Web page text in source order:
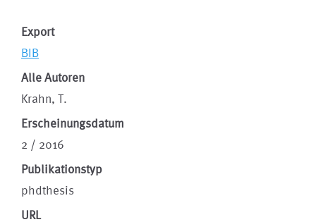
Export
BIB
Alle Autoren
Krahn, T.
Erscheinungsdatum
2 / 2016
Publikationstyp
phdthesis
URL